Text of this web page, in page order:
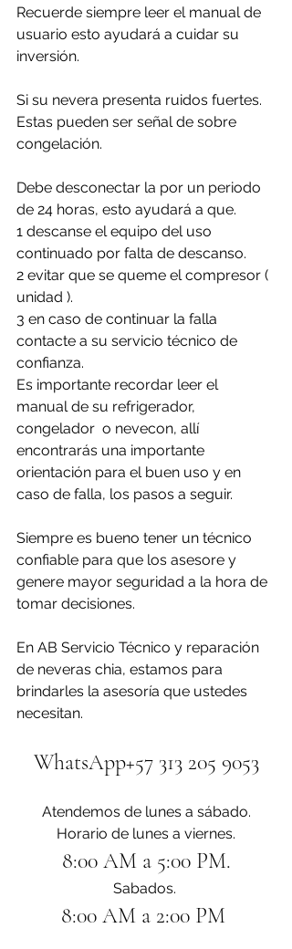
Recuerde siempre leer el manual de
usuario esto ayudará a cuidar su
inversión.
Si su nevera presenta ruidos fuertes.
Estas pueden ser señal de sobre
congelación.
Debe desconectar la por un periodo
de 24 horas, esto ayudará a que.
1 descanse el equipo del uso
continuado por falta de descanso.
2 evitar que se queme el compresor (
unidad ).
3 en caso de continuar la falla
contacte a su servicio técnico de
confianza.
Es importante recordar leer el
manual de su refrigerador,
congelador  o nevecon, allí
encontrarás una importante
orientación para el buen uso y en
caso de falla, los pasos a seguir.
Siempre es bueno tener un técnico
confiable para que los asesore y
genere mayor seguridad a la hora de
tomar decisiones.
En AB Servicio Técnico y reparación
de neveras chia, estamos para
brindarles la asesoría que ustedes
necesitan.
WhatsApp+57 313 205 9053
Atendemos de lunes a sábado.
Horario de lunes a viernes.
8:00 AM a 5:00 PM.
Sabados.
8:00 AM a 2:00 PM